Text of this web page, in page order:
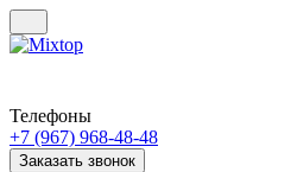
Телефоны
+7 (967) 968-48-48
Заказать звонок